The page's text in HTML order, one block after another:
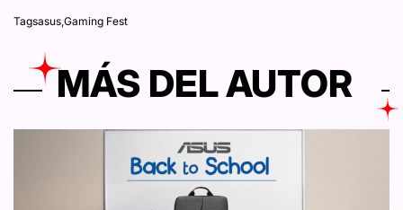
Tagsasus,Gaming Fest
MÁS DEL AUTOR